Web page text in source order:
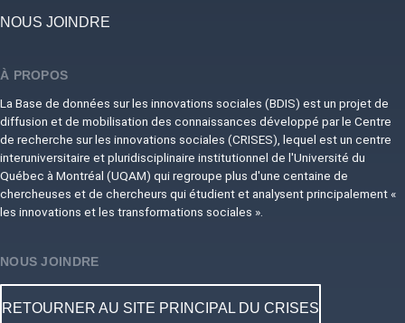
NOUS JOINDRE
À PROPOS
La Base de données sur les innovations sociales (BDIS) est un projet de
diffusion et de mobilisation des connaissances développé par le Centre
de recherche sur les innovations sociales (CRISES), lequel est un centre
interuniversitaire et pluridisciplinaire institutionnel de l'Université du
Québec à Montréal (UQAM) qui regroupe plus d'une centaine de
chercheuses et de chercheurs qui étudient et analysent principalement «
les innovations et les transformations sociales ».
NOUS JOINDRE
RETOURNER AU SITE PRINCIPAL DU CRISES